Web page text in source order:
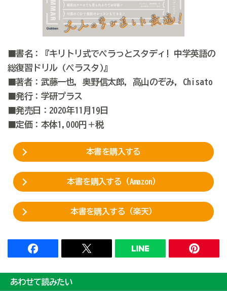
■書名：『キリトリ式でペラっとスタディ! 中学英語の
総復習ドリル (ペラスタ)』
■著者：武藤一也, 奥野信太郎, 高山のぞみ, Chisato
■発行：学研プラス
■発売日：2020年11月19日
■定価：本体1,000円＋税
本書を購入する
本書を購入する（Amazon）
本書を購入する（楽天）
あわせて読みたい